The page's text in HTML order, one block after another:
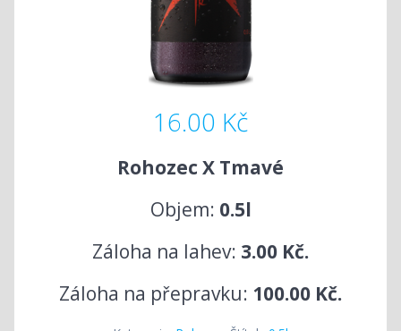
16.00 Kč
Rohozec X Tmavé
Objem: 0.5l
Záloha na lahev: 3.00 Kč.
Záloha na přepravku: 100.00 Kč.